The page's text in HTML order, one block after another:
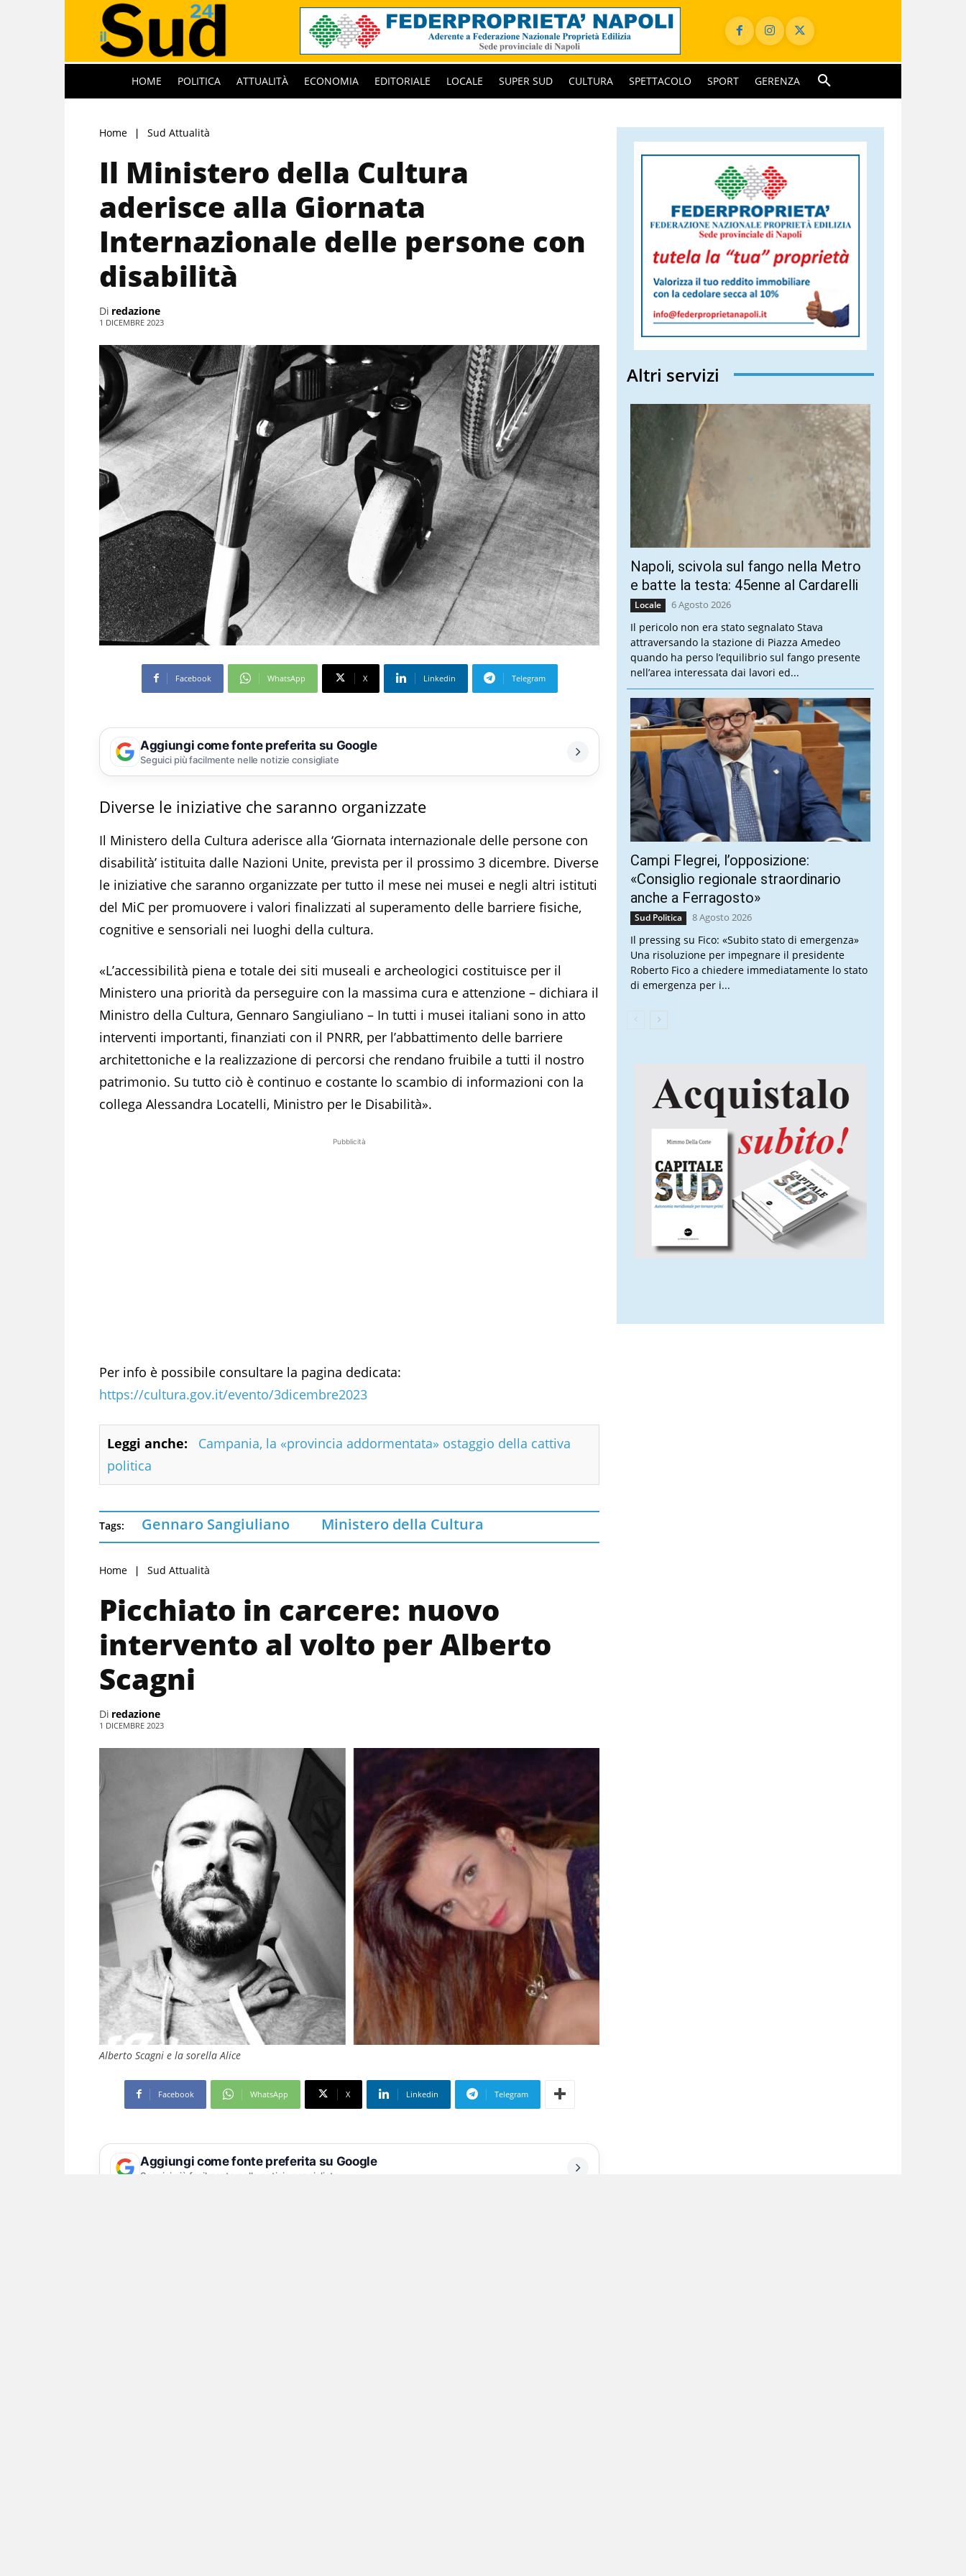
HOME POLITICA ATTUALITÀ ECONOMIA EDITORIALE LOCALE SUPER SUD CULTURA SPETTACOLO SPORT GERENZA
Home Sud Attualità
Il Ministero della Cultura
aderisce alla Giornata
Internazionale delle persone con
disabilità
Di redazione
1 DICEMBRE 2023
Facebook WhatsApp X Linkedin Telegram
Aggiungi come fonte preferita su Google
Seguici più facilmente nelle notizie consigliate
Diverse le iniziative che saranno organizzate
Il Ministero della Cultura aderisce alla ‘Giornata internazionale delle persone con
disabilità’ istituita dalle Nazioni Unite, prevista per il prossimo 3 dicembre. Diverse
le iniziative che saranno organizzate per tutto il mese nei musei e negli altri istituti
del MiC per promuovere i valori finalizzati al superamento delle barriere fisiche,
cognitive e sensoriali nei luoghi della cultura.
«L’accessibilità piena e totale dei siti museali e archeologici costituisce per il
Ministero una priorità da perseguire con la massima cura e attenzione – dichiara il
Ministro della Cultura, Gennaro Sangiuliano – In tutti i musei italiani sono in atto
interventi importanti, finanziati con il PNRR, per l’abbattimento delle barriere
architettoniche e la realizzazione di percorsi che rendano fruibile a tutti il nostro
patrimonio. Su tutto ciò è continuo e costante lo scambio di informazioni con la
collega Alessandra Locatelli, Ministro per le Disabilità».
Pubblicità
Per info è possibile consultare la pagina dedicata:
https://cultura.gov.it/evento/3dicembre2023
Leggi anche:
Campania, la «provincia addormentata» ostaggio della cattiva
politica
Tags: Gennaro Sangiuliano Ministero della Cultura
Home Sud Attualità
Picchiato in carcere: nuovo
intervento al volto per Alberto
Scagni
Di redazione
1 DICEMBRE 2023
Alberto Scagni e la sorella Alice
Facebook WhatsApp X Linkedin Telegram
Aggiungi come fonte preferita su Google
Seguici più facilmente nelle notizie consigliate
Altri servizi
Napoli, scivola sul fango nella Metro
e batte la testa: 45enne al Cardarelli
Locale 6 Agosto 2026
Il pericolo non era stato segnalato Stava
attraversando la stazione di Piazza Amedeo
quando ha perso l’equilibrio sul fango presente
nell’area interessata dai lavori ed...
Campi Flegrei, l’opposizione:
«Consiglio regionale straordinario
anche a Ferragosto»
Sud Politica 8 Agosto 2026
Il pressing su Fico: «Subito stato di emergenza»
Una risoluzione per impegnare il presidente
Roberto Fico a chiedere immediatamente lo stato
di emergenza per i...